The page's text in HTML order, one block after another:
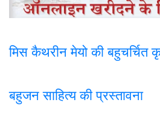
मिस कैथरीन मेयो की बहुचर्चित
बहुजन साहित्य की प्रस्तावना